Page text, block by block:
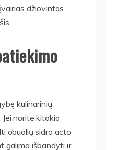
džiovintas
kulinarinių
norite kitokio
obuolių sidro acto
galima išbandyti ir